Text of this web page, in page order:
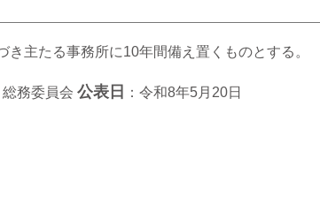
主たる事務所に10年間備え置くものとする。
務委員会 公表日 ：令和8年5月20日